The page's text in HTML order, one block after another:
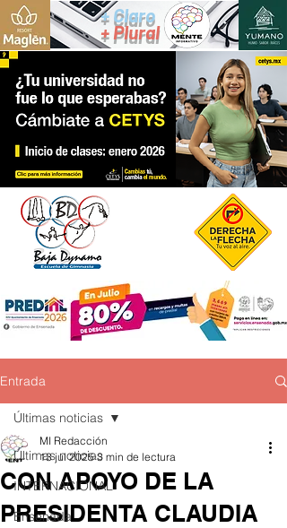
+ Claro
+ Plural
Entrada
Últimas noticias
INTERNACIONAL
Ensenada
Últimas noticias
CON APOYO DE LA
PRESIDENTA CLAUDIA
MI Redacción
13 jul 2025 3 min de lectura